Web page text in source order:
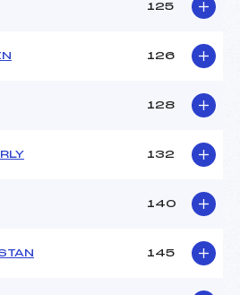
125
126
128
132
140
145